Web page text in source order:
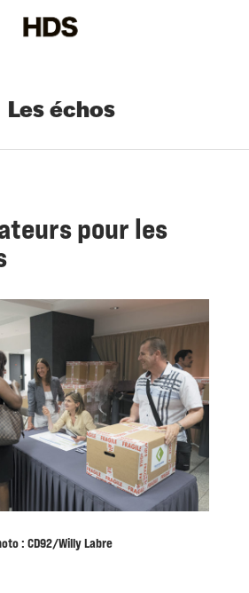
Les échos
pour les
: CD92/Willy Labre